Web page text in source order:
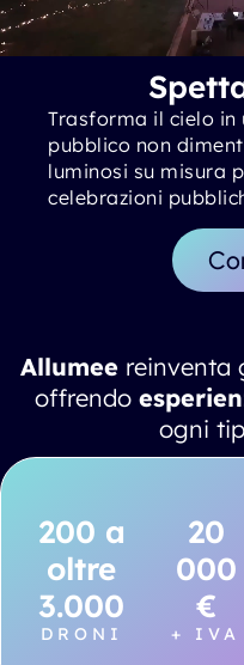
Trasforma il cielo in
pubblico non
luminosi su misura
celebrazioni
Allumee reinventa
offrendo
ogni
200 a
oltre
3.000
DRONI
20
000
€
+ IVA